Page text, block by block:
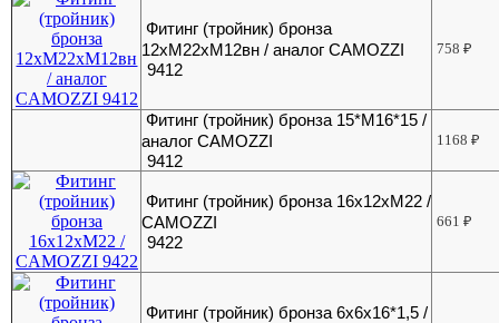
Фитинг (тройник) бронза
12хМ22хМ12вн / аналог CAMOZZI
9412
758₽
Фитинг (тройник) бронза 15*М16*15 /
аналог CAMOZZI
9412
1168₽
Фитинг (тройник) бронза 16х12хМ22 /
CAMOZZI
9422
661₽
Фитинг (тройник) бронза 6x6x16*1,5 /